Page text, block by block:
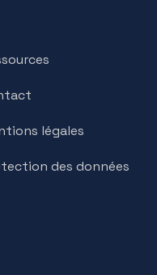
légales
des données